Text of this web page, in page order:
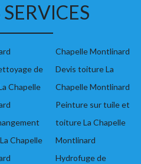
de
Chapelle
Chapelle
Chapelle Montlinard
Devis toiture La
Chapelle Montlinard
Peinture sur tuile et
toiture La Chapelle
Montlinard
Hydrofuge de